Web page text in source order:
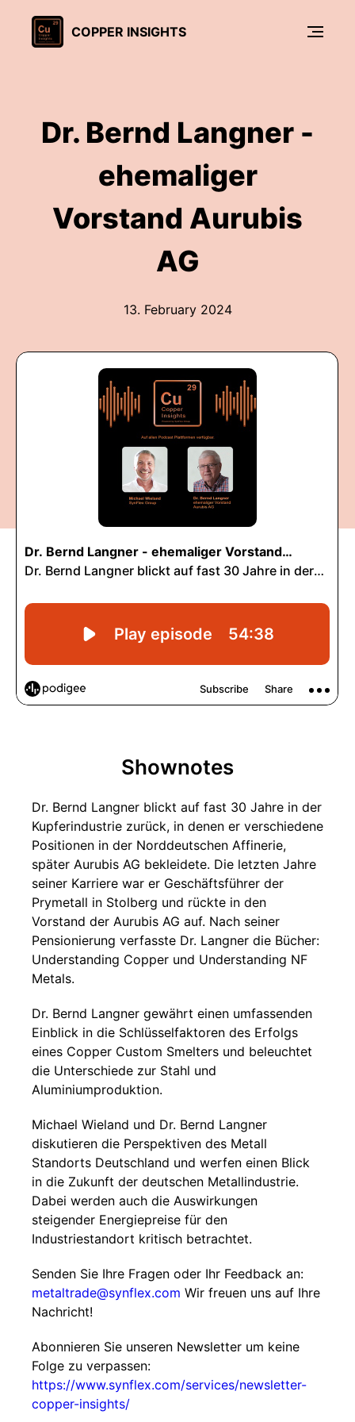
COPPER INSIGHTS
Dr. Bernd Langner -
ehemaliger
Vorstand Aurubis
AG
13. February 2024
Shownotes
Dr. Bernd Langner blickt auf fast 30 Jahre in der
Kupferindustrie zurück, in denen er verschiedene
Positionen in der Norddeutschen Affinerie,
später Aurubis AG bekleidete. Die letzten Jahre
seiner Karriere war er Geschäftsführer der
Prymetall in Stolberg und rückte in den
Vorstand der Aurubis AG auf. Nach seiner
Pensionierung verfasste Dr. Langner die Bücher:
Understanding Copper und Understanding NF
Metals.
Dr. Bernd Langner gewährt einen umfassenden
Einblick in die Schlüsselfaktoren des Erfolgs
eines Copper Custom Smelters und beleuchtet
die Unterschiede zur Stahl und
Aluminiumproduktion.
Michael Wieland und Dr. Bernd Langner
diskutieren die Perspektiven des Metall
Standorts Deutschland und werfen einen Blick
in die Zukunft der deutschen Metallindustrie.
Dabei werden auch die Auswirkungen
steigender Energiepreise für den
Industriestandort kritisch betrachtet.
Senden Sie Ihre Fragen oder Ihr Feedback an:
metaltrade@synflex.com Wir freuen uns auf Ihre
Nachricht!
Abonnieren Sie unseren Newsletter um keine
Folge zu verpassen:
https://www.synflex.com/services/newsletter-
copper-insights/